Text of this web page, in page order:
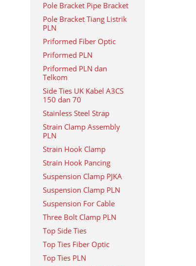
Pole Bracket Pipe Bracket
Pole Bracket Tiang Listrik
PLN
Priformed Fiber Optic
Priformed PLN
Priformed PLN dan
Telkom
Side Ties UK Kabel A3CS
150 dan 70
Stainless Steel Strap
Strain Clamp Assembly
PLN
Strain Hook Clamp
Strain Hook Pancing
Suspension Clamp PJKA
Suspension Clamp PLN
Suspension For Cable
Three Bolt Clamp PLN
Top Side Ties
Top Ties Fiber Optic
Top Ties PLN